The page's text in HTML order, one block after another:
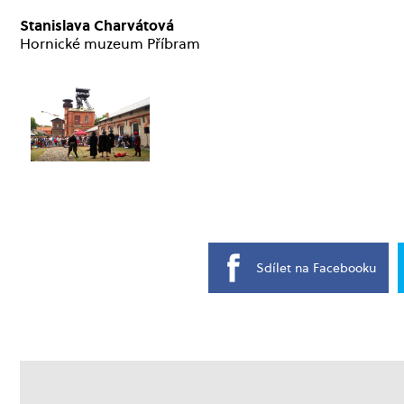
Stanislava Charvátová
Hornické muzeum Příbram
Sdílet na Facebooku